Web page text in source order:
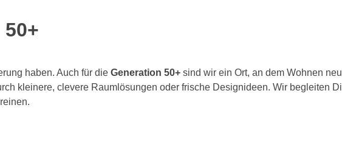
haben. Auch für die Generation 50+ sind wir ein Ort, an dem Wohnen
kleinere, clevere Raumlösungen oder frische Designideen. Wir begleiten